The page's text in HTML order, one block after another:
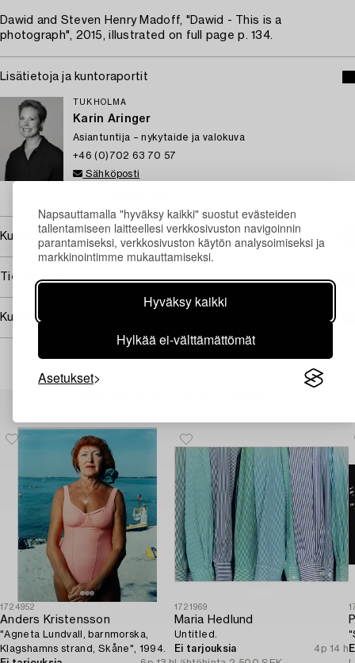
Napsauttamalla "hyväksy kaikki" suostut evästeiden
tallentamiseen laitteellesi verkkosivuston navigoinnin
parantamiseksi, verkkosivuston käytön analysoimiseksi ja
markkinointimme mukauttamiseksi.
Hyväksy kaikki
Hylkää ei-välttämättömät
Asetukset
Dawid and Steven Henry Madoff, "Dawid - This is a
photograph", 2015, illustrated on full page p. 134.
Lisätietoja ja kuntoraportit
TUKHOLMA
Karin Aringer
Asiantuntija – nykytaide ja valokuva
+46 (0)702 63 70 57
Sähköposti
Kuuluu jälleenmyyntikorvauksen piiriin
Tietoa ostamisesta
Kuvan käyttöoikeudet
1724952
Anders Kristensson
"Agneta Lundvall, barnmorska,
Klagshamns strand, Skåne", 1994.
1721969
Maria Hedlund
Untitled.
Ei tarjouksia
4p 14 h